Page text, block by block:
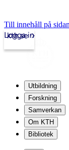
Till innehåll på sidan
kth.se
Logga in
Utbildning
Forskning
Samverkan
Om KTH
Bibliotek